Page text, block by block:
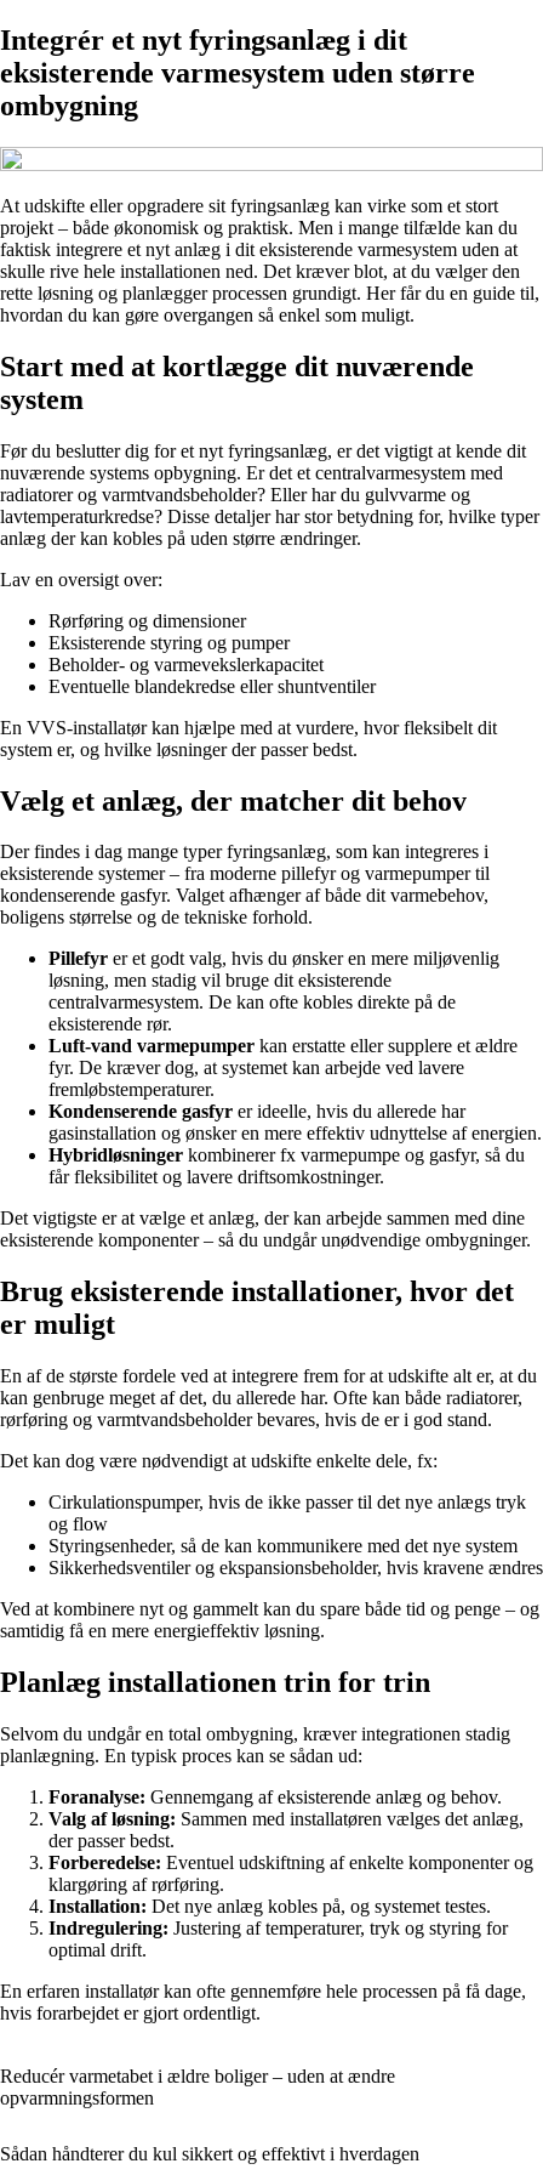
Integrér et nyt fyringsanlæg i dit
eksisterende varmesystem uden større
ombygning
At udskifte eller opgradere sit fyringsanlæg kan virke som et stort
projekt – både økonomisk og praktisk. Men i mange tilfælde kan du
faktisk integrere et nyt anlæg i dit eksisterende varmesystem uden at
skulle rive hele installationen ned. Det kræver blot, at du vælger den
rette løsning og planlægger processen grundigt. Her får du en guide til,
hvordan du kan gøre overgangen så enkel som muligt.
Start med at kortlægge dit nuværende
system
Før du beslutter dig for et nyt fyringsanlæg, er det vigtigt at kende dit
nuværende systems opbygning. Er det et centralvarmesystem med
radiatorer og varmtvandsbeholder? Eller har du gulvvarme og
lavtemperaturkredse? Disse detaljer har stor betydning for, hvilke typer
anlæg der kan kobles på uden større ændringer.
Lav en oversigt over:
Rørføring og dimensioner
Eksisterende styring og pumper
Beholder- og varmevekslerkapacitet
Eventuelle blandekredse eller shuntventiler
En VVS-installatør kan hjælpe med at vurdere, hvor fleksibelt dit
system er, og hvilke løsninger der passer bedst.
Vælg et anlæg, der matcher dit behov
Der findes i dag mange typer fyringsanlæg, som kan integreres i
eksisterende systemer – fra moderne pillefyr og varmepumper til
kondenserende gasfyr. Valget afhænger af både dit varmebehov,
boligens størrelse og de tekniske forhold.
Pillefyr er et godt valg, hvis du ønsker en mere miljøvenlig
løsning, men stadig vil bruge dit eksisterende
centralvarmesystem. De kan ofte kobles direkte på de
eksisterende rør.
Luft-vand varmepumper kan erstatte eller supplere et ældre
fyr. De kræver dog, at systemet kan arbejde ved lavere
fremløbstemperaturer.
Kondenserende gasfyr er ideelle, hvis du allerede har
gasinstallation og ønsker en mere effektiv udnyttelse af energien.
Hybridløsninger kombinerer fx varmepumpe og gasfyr, så du
får fleksibilitet og lavere driftsomkostninger.
Det vigtigste er at vælge et anlæg, der kan arbejde sammen med dine
eksisterende komponenter – så du undgår unødvendige ombygninger.
Brug eksisterende installationer, hvor det
er muligt
En af de største fordele ved at integrere frem for at udskifte alt er, at du
kan genbruge meget af det, du allerede har. Ofte kan både radiatorer,
rørføring og varmtvandsbeholder bevares, hvis de er i god stand.
Det kan dog være nødvendigt at udskifte enkelte dele, fx:
Cirkulationspumper, hvis de ikke passer til det nye anlægs tryk
og flow
Styringsenheder, så de kan kommunikere med det nye system
Sikkerhedsventiler og ekspansionsbeholder, hvis kravene ændres
Ved at kombinere nyt og gammelt kan du spare både tid og penge – og
samtidig få en mere energieffektiv løsning.
Planlæg installationen trin for trin
Selvom du undgår en total ombygning, kræver integrationen stadig
planlægning. En typisk proces kan se sådan ud:
Foranalyse: Gennemgang af eksisterende anlæg og behov.
Valg af løsning: Sammen med installatøren vælges det anlæg,
der passer bedst.
Forberedelse: Eventuel udskiftning af enkelte komponenter og
klargøring af rørføring.
Installation: Det nye anlæg kobles på, og systemet testes.
Indregulering: Justering af temperaturer, tryk og styring for
optimal drift.
En erfaren installatør kan ofte gennemføre hele processen på få dage,
hvis forarbejdet er gjort ordentligt.
Reducér varmetabet i ældre boliger – uden at ændre
opvarmningsformen
Sådan håndterer du kul sikkert og effektivt i hverdagen